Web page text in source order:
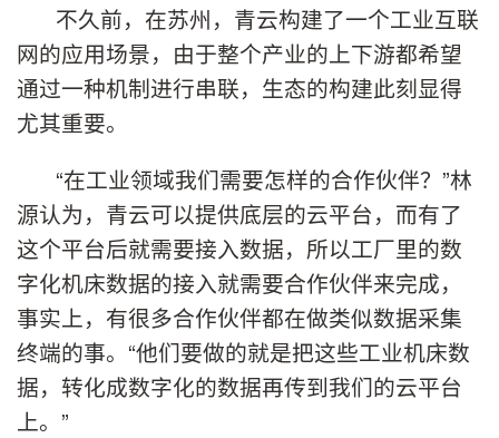
不久前，在苏州，青云构建了一个工业互联
网的应用场景，由于整个产业的上下游都希望
通过一种机制进行串联，生态的构建此刻显得
尤其重要。
“在工业领域我们需要怎样的合作伙伴？”林
源认为，青云可以提供底层的云平台，而有了
这个平台后就需要接入数据，所以工厂里的数
字化机床数据的接入就需要合作伙伴来完成，
事实上，有很多合作伙伴都在做类似数据采集
终端的事。“他们要做的就是把这些工业机床数
据，转化成数字化的数据再传到我们的云平台
上。”